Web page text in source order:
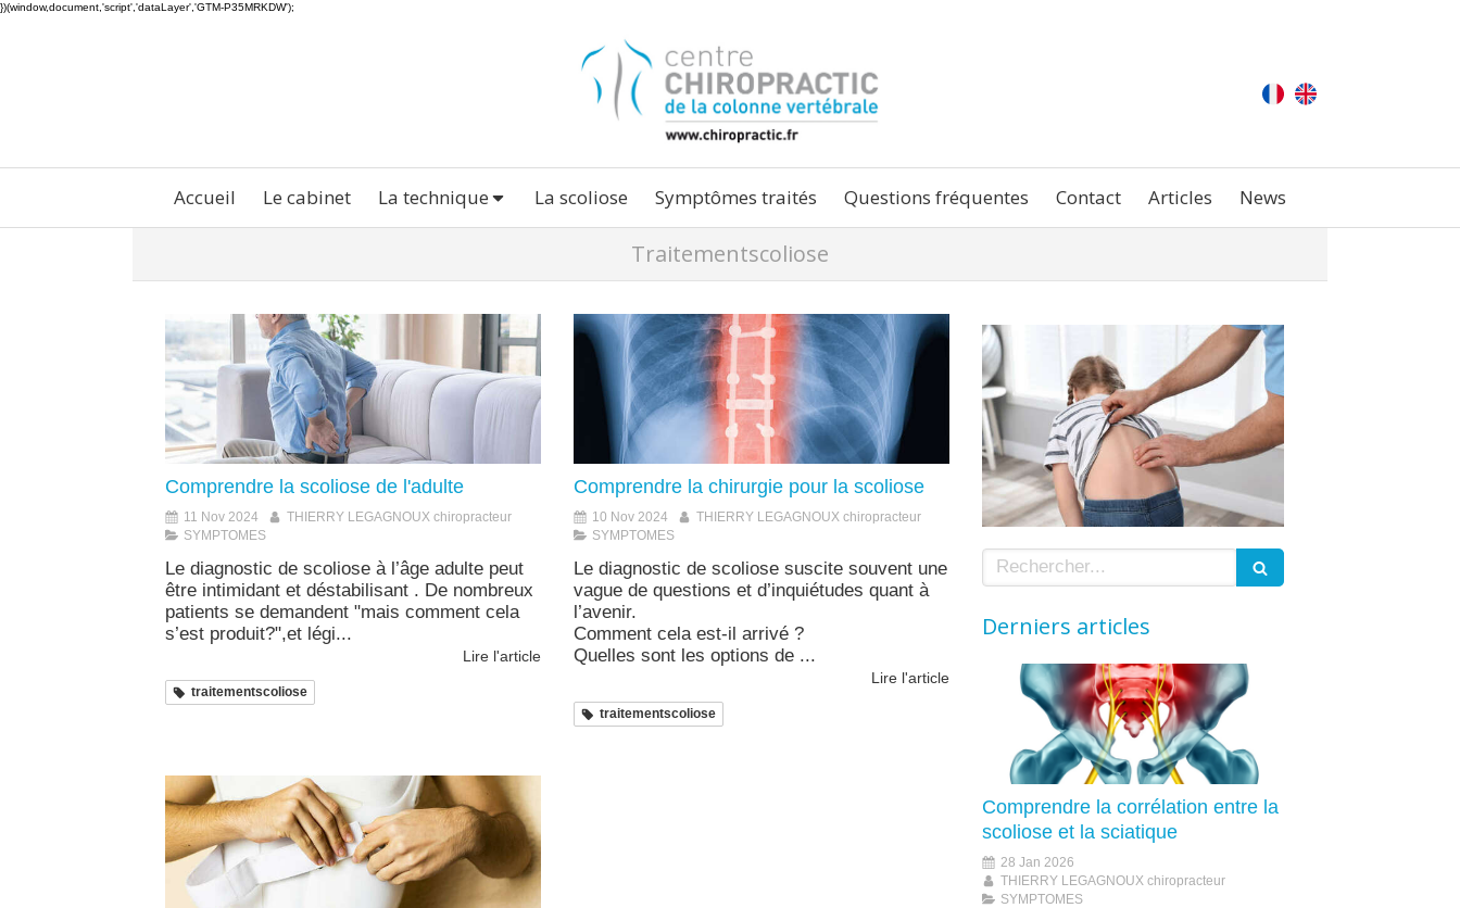
})(window,document,'script','dataLayer','GTM-P35MRKDW');
Accueil Le cabinet La technique La scoliose Symptômes traités Questions fréquentes Contact Articles News
Traitementscoliose
Comprendre la scoliose de l'adulte
11 Nov 2024
THIERRY LEGAGNOUX chiropracteur
SYMPTOMES
Le diagnostic de scoliose à l’âge adulte peut
être intimidant et déstabilisant . De nombreux
patients se demandent "mais comment cela
s’est produit?",et légi...
Lire l'article
traitementscoliose
Comprendre la chirurgie pour la scoliose
10 Nov 2024
THIERRY LEGAGNOUX chiropracteur
SYMPTOMES
Le diagnostic de scoliose suscite souvent une
vague de questions et d’inquiétudes quant à
l’avenir.
Comment cela est-il arrivé ?
Quelles sont les options de ...
Lire l'article
traitementscoliose
Rechercher
Derniers articles
Comprendre la corrélation entre la
scoliose et la sciatique
28 Jan 2026
THIERRY LEGAGNOUX chiropracteur
SYMPTOMES